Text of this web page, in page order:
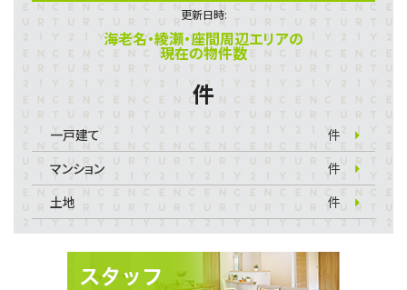
更新日時:
海老名・綾瀬・座間周辺エリアの
現在の物件数
件
一戸建て
件
マンション
件
土地
件